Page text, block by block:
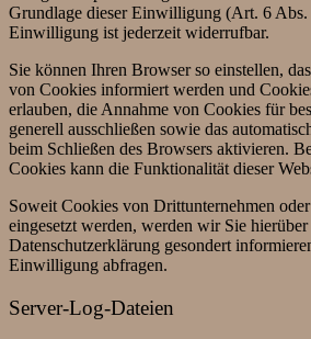
Grundlage dieser Einwilligung (Art. 6
Einwilligung ist jederzeit widerrufbar.
Sie können Ihren Browser so einstellen,
von Cookies informiert werden und
erlauben, die Annahme von Cookies für
generell ausschließen sowie das
beim Schließen des Browsers aktivieren.
Cookies kann die Funktionalität dieser
Soweit Cookies von Drittunternehmen
eingesetzt werden, werden wir Sie
Datenschutzerklärung gesondert
Einwilligung abfragen.
Server-Log-Dateien